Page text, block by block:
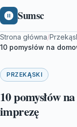
Sumsc
Strona główna/
10 pomysłów na
PRZEKĄSKI
10 pomysłów
imprezę